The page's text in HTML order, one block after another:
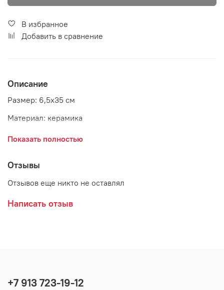
В избранное
Добавить в сравнение
Описание
Размер: 6,5х35 см
Материал: керамика
Страна: Бельгия
Показать полностью
Отзывы
Отзывов еще никто не оставлял
Написать отзыв
+7 913 723-19-12